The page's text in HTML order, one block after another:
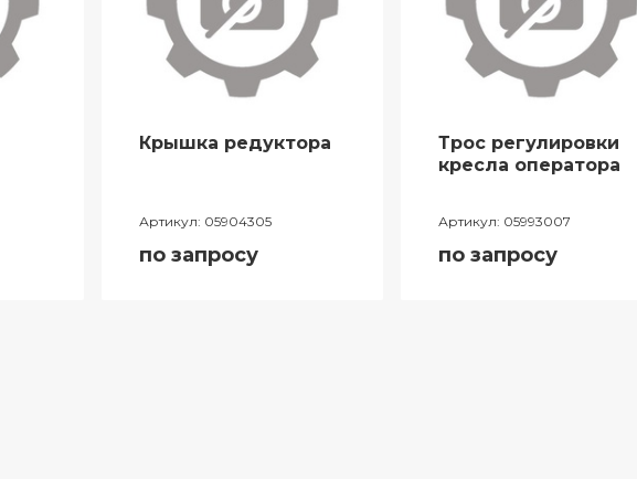
Крышка редуктора
Артикул: 05904305
по запросу
Трос регулировки
кресла оператора
Артикул: 05993007
по запросу